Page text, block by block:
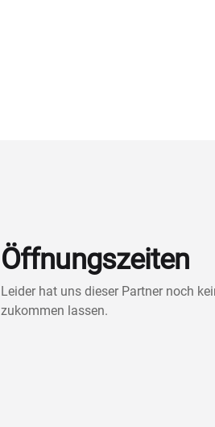
Öffnungszeiten
Leider hat uns dieser Partner noch
zukommen lassen.